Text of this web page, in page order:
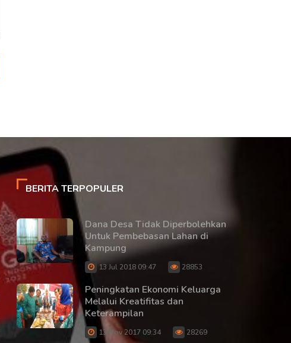
BERITA TERPOPULER
Dana Desa Tidak Diperbolehkan
Untuk Pembebasan Lahan di
Kampung
13 Jul 2018 09:47 28853
Peningkatan Ekonomi Keluarga
Melalui Kreatifitas dan
Keterampilan
13 Nov 2017 09:34 28269